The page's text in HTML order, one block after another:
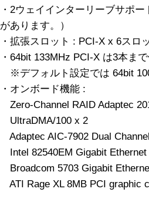
・2ウェイインターリーブサポ
があります。）
・拡張スロット : PCI-X x 6スロ
・64bit 133MHz PCI-X は3本ま
※デフォルト設定では 64bit
・オンボード機能 :
Zero-Channel RAID Adaptec
UltraDMA/100 x 2
Adaptec AIC-7902 Dual
Intel 82540EM Gigabit Ethernet
Broadcom 5703 Gigabit
ATI Rage XL 8MB PCI graphic